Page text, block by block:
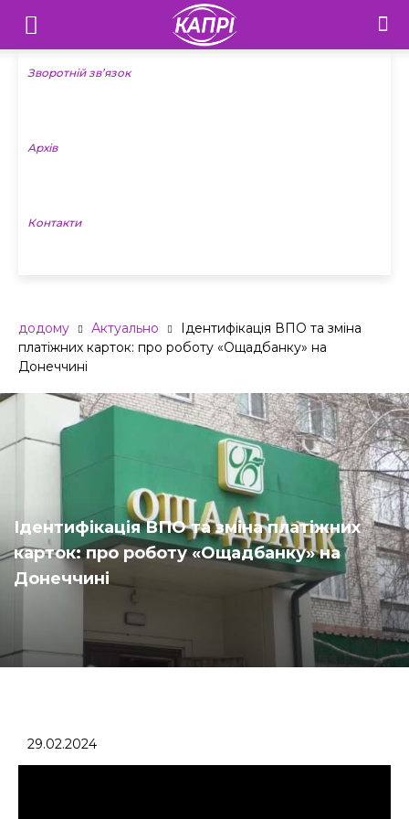
Телебачення
«Капрі»
Новини
Зворотній зв’язок
Архів
Контакти
додому Актуально
Ідентифікація ВПО та зміна
платіжних карток: про роботу «Ощадбанку» на
Донеччині
Ідентифікація ВПО та зміна платіжних
карток: про роботу «Ощадбанку» на
Донеччині
29.02.2024